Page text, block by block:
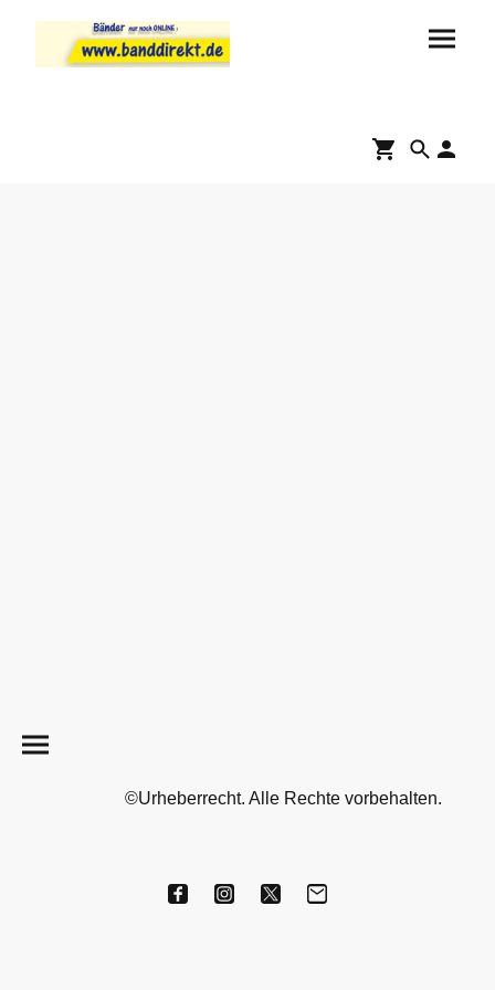
©Urheberrecht. Alle Rechte vorbehalten.